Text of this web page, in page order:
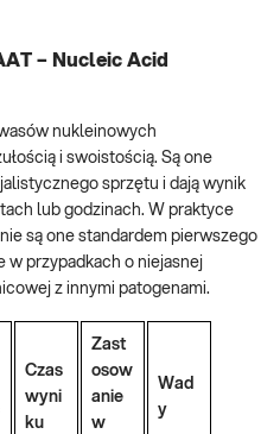
– Nucleic Acid
nukleinowych
i swoistością. Są one
sprzętu i dają wynik
lub godzinach. W praktyce
są one standardem pierwszego
w przypadkach o niejasnej
z innymi patogenami.
Czas
wyni
ku
Zast
osow
anie
w
Wad
y